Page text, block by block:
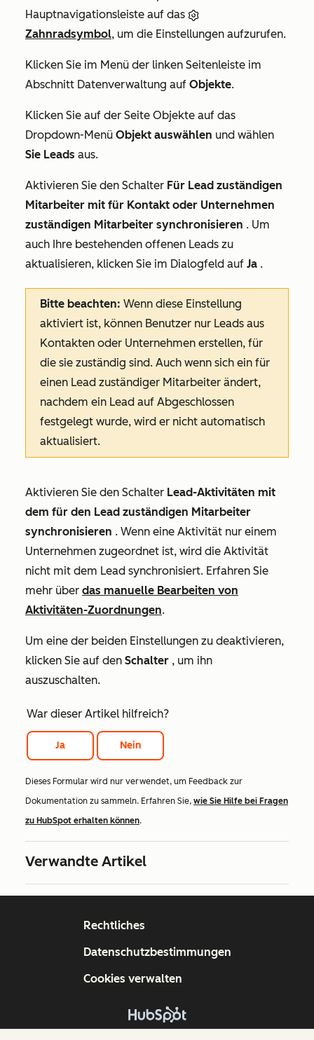
Hauptnavigationsleiste auf das
Zahnradsymbol, um die Einstellungen aufzurufen.
Klicken Sie im Menü der linken Seitenleiste im
Abschnitt Datenverwaltung auf Objekte.
Klicken Sie auf der Seite Objekte auf das
Dropdown-Menü Objekt auswählen und wählen
Sie Leads aus.
Aktivieren Sie den Schalter Für Lead zuständigen
Mitarbeiter mit für Kontakt oder Unternehmen
zuständigen Mitarbeiter synchronisieren . Um
auch Ihre bestehenden offenen Leads zu
aktualisieren, klicken Sie im Dialogfeld auf Ja .
Bitte beachten: Wenn diese Einstellung
aktiviert ist, können Benutzer nur Leads aus
Kontakten oder Unternehmen erstellen, für
die sie zuständig sind. Auch wenn sich ein für
einen Lead zuständiger Mitarbeiter ändert,
nachdem ein Lead auf Abgeschlossen
festgelegt wurde, wird er nicht automatisch
aktualisiert.
Aktivieren Sie den Schalter Lead-Aktivitäten mit
dem für den Lead zuständigen Mitarbeiter
synchronisieren . Wenn eine Aktivität nur einem
Unternehmen zugeordnet ist, wird die Aktivität
nicht mit dem Lead synchronisiert. Erfahren Sie
mehr über das manuelle Bearbeiten von
Aktivitäten-Zuordnungen.
Um eine der beiden Einstellungen zu deaktivieren,
klicken Sie auf den Schalter , um ihn
auszuschalten.
War dieser Artikel hilfreich?
Ja Nein
Dieses Formular wird nur verwendet, um Feedback zur
Dokumentation zu sammeln. Erfahren Sie, wie Sie Hilfe bei Fragen
zu HubSpot erhalten können.
Verwandte Artikel
Rechtliches
Datenschutzbestimmungen
Cookies verwalten